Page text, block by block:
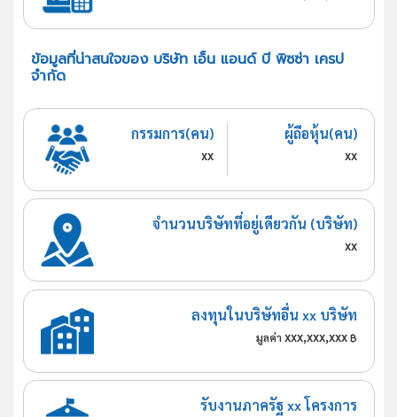
ข้อมูลที่น่าสนใจของ บริษัท เอ็น แอนด์ บี พิซซ่า เครป
จำกัด
กรรมการ(คน)
xx
ผู้ถือหุ้น(คน)
xx
จำนวนบริษัทที่อยู่เดียวกัน (บริษัท)
xx
ลงทุนในบริษัทอื่น xx บริษัท
มูลค่า xxx,xxx,xxx ฿
รับงานภาครัฐ xx โครงการ